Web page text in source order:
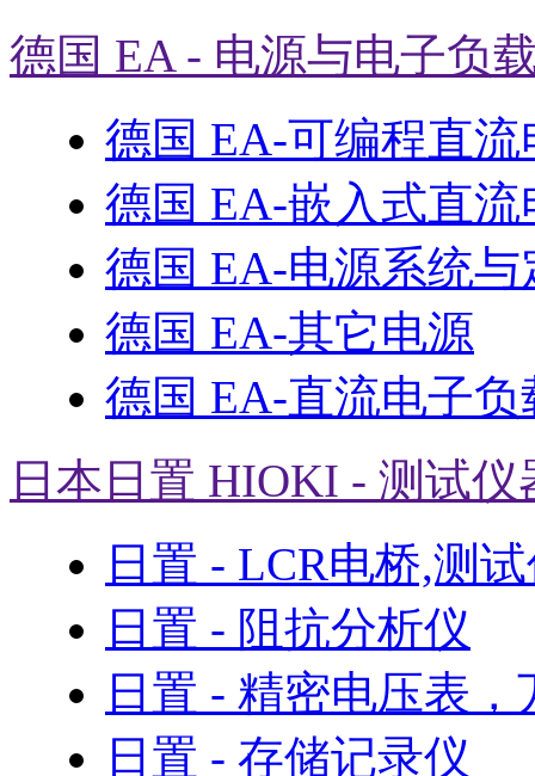
德国 EA - 电源与电子负
德国 EA-可编程直流
德国 EA-嵌入式直流
德国 EA-电源系统与
德国 EA-其它电源
德国 EA-直流电子负
日本日置 HIOKI - 测试仪
日置 - LCR电桥,测
日置 - 阻抗分析仪
日置 - 精密电压表，
日置 - 存储记录仪